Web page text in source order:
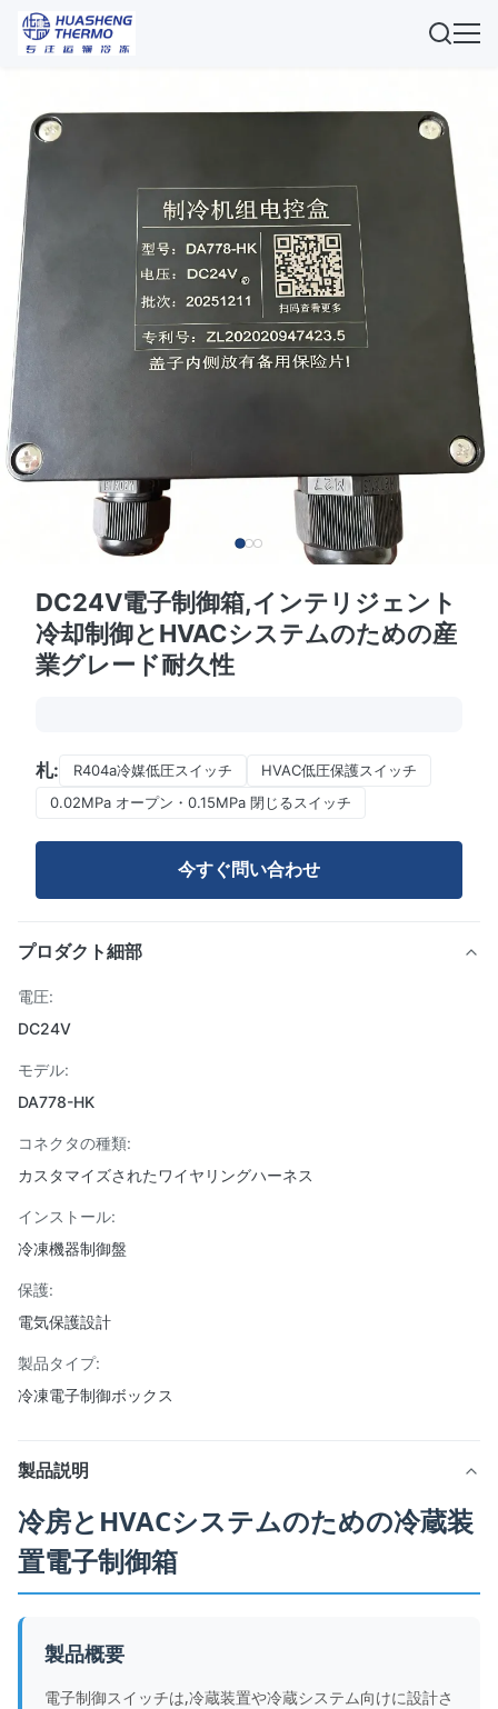
DC24V電子制御箱,インテリジェント
冷却制御とHVACシステムのための産
業グレード耐久性
札: R404a冷媒低圧スイッチ
HVAC低圧保護スイッチ
0.02MPa オープン・0.15MPa 閉じるスイッチ
今すぐ問い合わせ
プロダクト細部
電圧:
DC24V
モデル:
DA778-HK
コネクタの種類:
カスタマイズされたワイヤリングハーネス
インストール:
冷凍機器制御盤
保護:
電気保護設計
製品タイプ:
冷凍電子制御ボックス
製品説明
冷房とHVACシステムのための冷蔵装
置電子制御箱
製品概要
電子制御スイッチは,冷蔵装置や冷蔵システム向けに設計さ